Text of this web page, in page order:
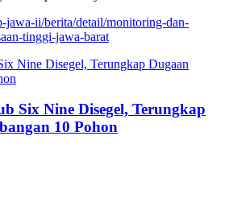
jawa-ii/berita/detail/monitoring-dan-
tinggi-jawa-barat
Six Nine Disegel, Terungkap
10 Pohon